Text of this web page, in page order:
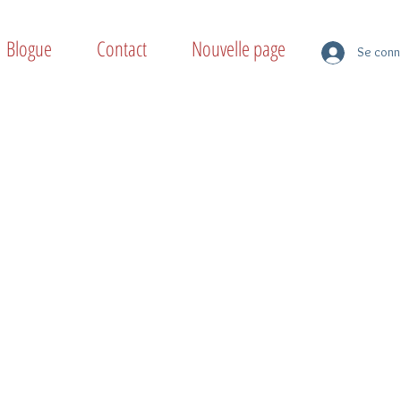
Blogue Contact Nouvelle page Se